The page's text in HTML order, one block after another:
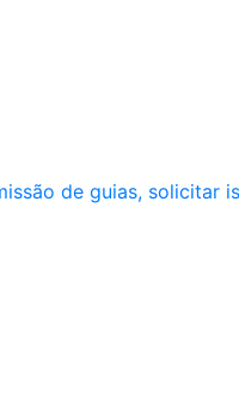
de guias, solicitar